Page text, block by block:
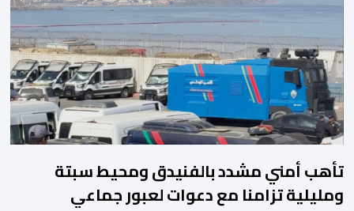
تأهب أمني مشدد بالفنيدق ومحيط سبتة
ومليلية تزامنا مع دعوات لعبور جماعي